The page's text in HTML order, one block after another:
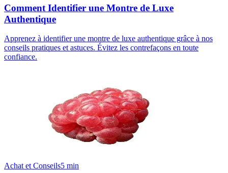
Comment Identifier une Montre de Luxe
Authentique
Apprenez à identifier une montre de luxe authentique grâce à nos
conseils pratiques et astuces. Évitez les contrefaçons en toute
confiance.
Achat et Conseils5 min